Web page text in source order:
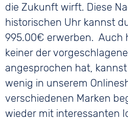
die Zukunft wirft. Diese
historischen Uhr kannst
995.00€ erwerben. Auch
keiner der
angesprochen hat,
wenig in unserem
verschiedenen Marken
wieder mit interessanten